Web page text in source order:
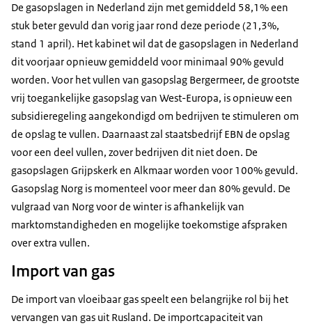
De gasopslagen in Nederland zijn met gemiddeld 58,1% een
stuk beter gevuld dan vorig jaar rond deze periode (21,3%,
stand 1 april). Het kabinet wil dat de gasopslagen in Nederland
dit voorjaar opnieuw gemiddeld voor minimaal 90% gevuld
worden. Voor het vullen van gasopslag Bergermeer, de grootste
vrij toegankelijke gasopslag van West-Europa, is opnieuw een
subsidieregeling aangekondigd om bedrijven te stimuleren om
de opslag te vullen. Daarnaast zal staatsbedrijf EBN de opslag
voor een deel vullen, zover bedrijven dit niet doen. De
gasopslagen Grijpskerk en Alkmaar worden voor 100% gevuld.
Gasopslag Norg is momenteel voor meer dan 80% gevuld. De
vulgraad van Norg voor de winter is afhankelijk van
marktomstandigheden en mogelijke toekomstige afspraken
over extra vullen.
Import van gas
De import van vloeibaar gas speelt een belangrijke rol bij het
vervangen van gas uit Rusland. De importcapaciteit van